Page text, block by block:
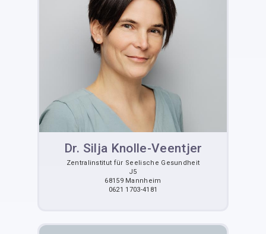
Dr. Silja Knolle-Veentjer
Zentralinstitut für Seelische Gesundheit
J5
68159 Mannheim
0621 1703-4181